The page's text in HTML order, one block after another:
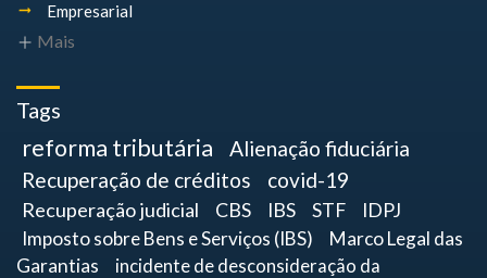
Empresarial
Mais
Tags
reforma tributária
Alienação fiduciária
Recuperação de créditos
covid-19
Recuperação judicial CBS IBS STF
IDPJ
Imposto sobre Bens e Serviços (IBS)
Marco Legal das
Garantias
incidente de desconsideração da